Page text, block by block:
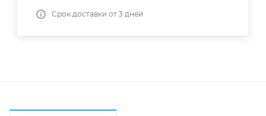
Срок доставки от 3 дней